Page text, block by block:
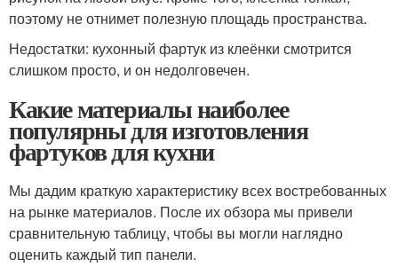
поэтому не отнимет полезную площадь пространства.
Недостатки: кухонный фартук из клеёнки смотрится
слишком просто, и он недолговечен.
Какие материалы наиболее
популярны для изготовления
фартуков для кухни
Мы дадим краткую характеристику всех востребованных
на рынке материалов. После их обзора мы привели
сравнительную таблицу, чтобы вы могли наглядно
оценить каждый тип панели.